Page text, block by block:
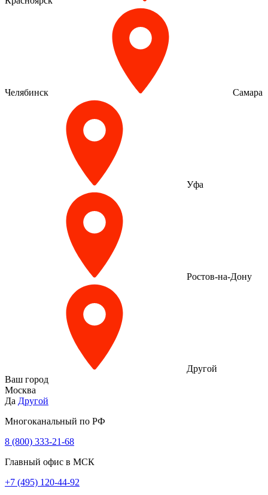
Челябинск Самара
Уфа
Ростов-на-Дону
Другой
Ваш город
Москва
Да Другой
Многоканальный по РФ
8 (800) 333‑21-68
Главный офис в МСК
+7 (495) 120-44-92